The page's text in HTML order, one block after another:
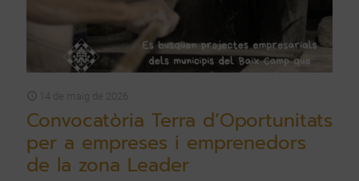
14 de maig de 2026
Convocatòria Terra d’Oportunitats
per a empreses i emprenedors
de la zona Leader